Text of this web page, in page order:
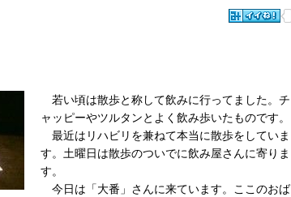
若い頃は散歩と称して飲みに行ってました。チ
ャッピーやツルタンとよく飲み歩いたものです。
最近はリハビリを兼ねて本当に散歩をしていま
す。土曜日は散歩のついでに飲み屋さんに寄りま
す。
今日は「大番」さんに来ています。ここのおば